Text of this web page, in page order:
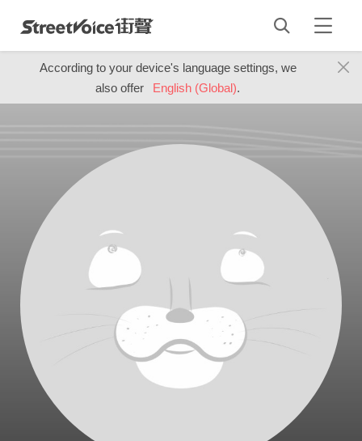
According to your device's language settings, we
also offer
English (Global).